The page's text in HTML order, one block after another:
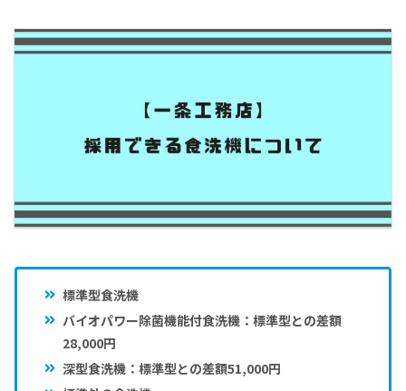
標準型食洗機
バイオパワー除菌機能付食洗機：標準型との差額
28,000円
深型食洗機： 標準型との差額51,000円